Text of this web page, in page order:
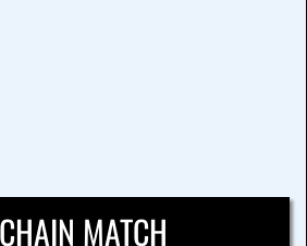
MATCH